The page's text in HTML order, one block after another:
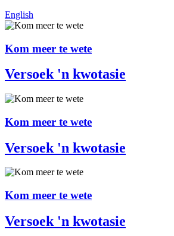
English
Kom meer te wete
Versoek 'n kwotasie
Kom meer te wete
Versoek 'n kwotasie
Kom meer te wete
Versoek 'n kwotasie